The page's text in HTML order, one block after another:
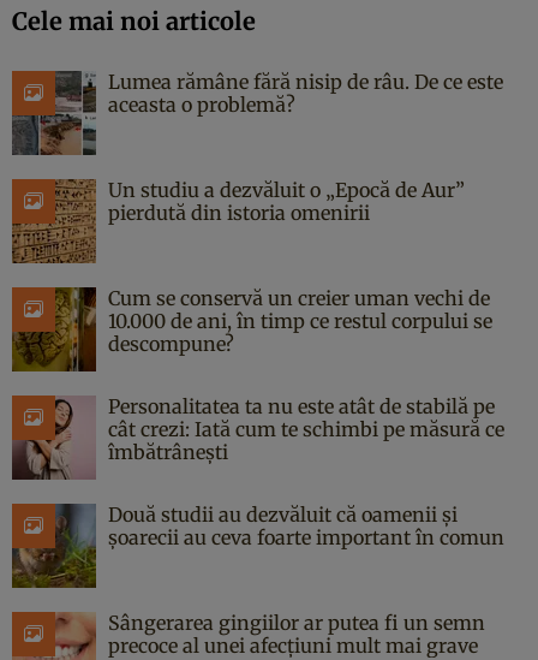
Cele mai noi articole
Lumea rămâne fără nisip de râu. De ce este
aceasta o problemă?
Un studiu a dezvăluit o „Epocă de Aur”
pierdută din istoria omenirii
Cum se conservă un creier uman vechi de
10.000 de ani, în timp ce restul corpului se
descompune?
Personalitatea ta nu este atât de stabilă pe
cât crezi: Iată cum te schimbi pe măsură ce
îmbătrânești
Două studii au dezvăluit că oamenii și
șoarecii au ceva foarte important în comun
Sângerarea gingiilor ar putea fi un semn
precoce al unei afecțiuni mult mai grave